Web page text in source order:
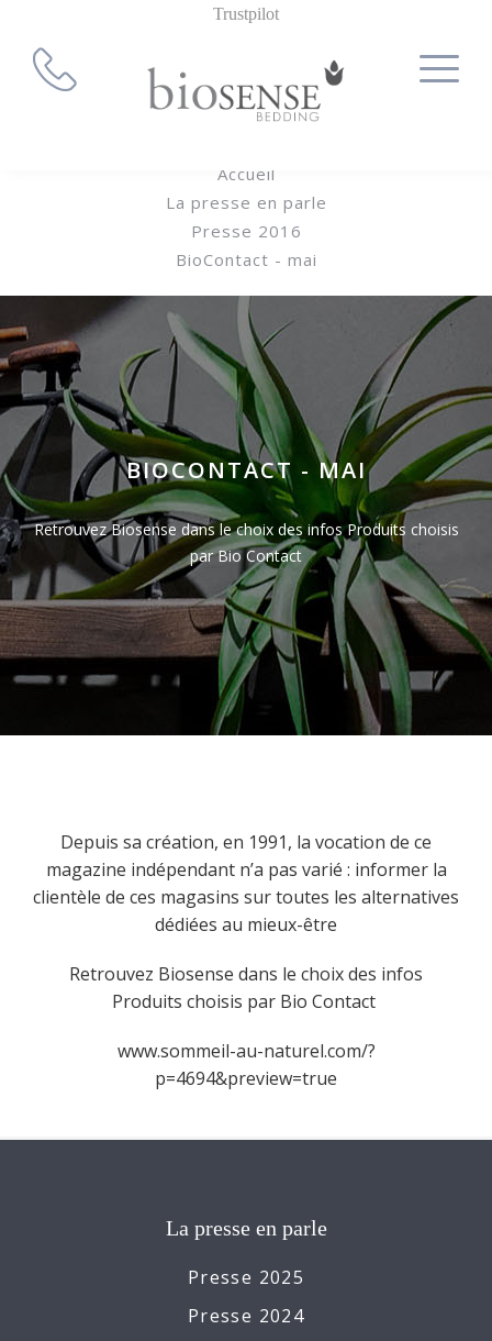
Trustpilot
Accueil
La presse en parle
Presse 2016
BioContact - mai
BIOCONTACT - MAI
Retrouvez Biosense dans le choix des infos Produits choisis
par Bio Contact
La presse en parle
Presse 2025
Presse 2024
Depuis sa création, en 1991, la vocation de ce
magazine indépendant n’a pas varié : informer la
clientèle de ces magasins sur toutes les alternatives
dédiées au mieux-être
Retrouvez Biosense dans le choix des infos
Produits choisis par Bio Contact
www.sommeil-au-naturel.com/?
p=4694&preview=true